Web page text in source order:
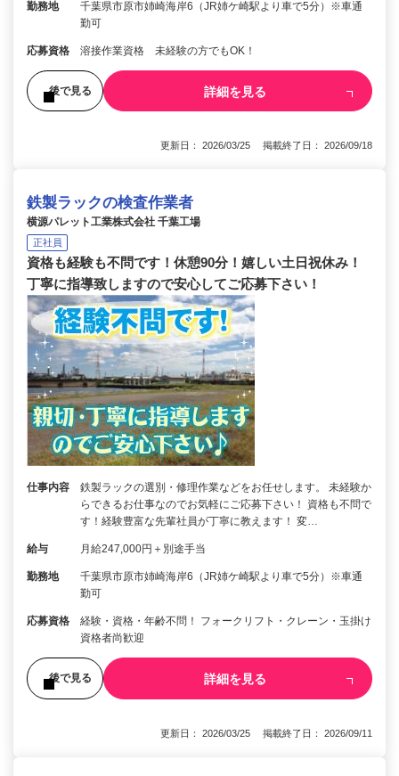
勤務地
千葉県市原市姉崎海岸6（JR姉ケ崎駅より車で5分）※車通
勤可
応募資格 溶接作業資格 未経験の方でもOK！
後で見る 詳細を見る
更新日： 2026/03/25 掲載終了日： 2026/09/18
鉄製ラックの検査作業者
横源パレット工業株式会社 千葉工場
正社員
資格も経験も不問です！休憩90分！嬉しい土日祝休み！
丁寧に指導致しますので安心してご応募下さい！
仕事内容
鉄製ラックの選別・修理作業などをお任せします。 未経験か
らできるお仕事なのでお気軽にご応募下さい！ 資格も不問で
す！経験豊富な先輩社員が丁寧に教えます！ 変…
給与 月給247,000円＋別途手当
勤務地
千葉県市原市姉崎海岸6（JR姉ケ崎駅より車で5分）※車通
勤可
応募資格
経験・資格・年齢不問！ フォークリフト・クレーン・玉掛け
資格者尚歓迎
後で見る 詳細を見る
更新日： 2026/03/25 掲載終了日： 2026/09/11